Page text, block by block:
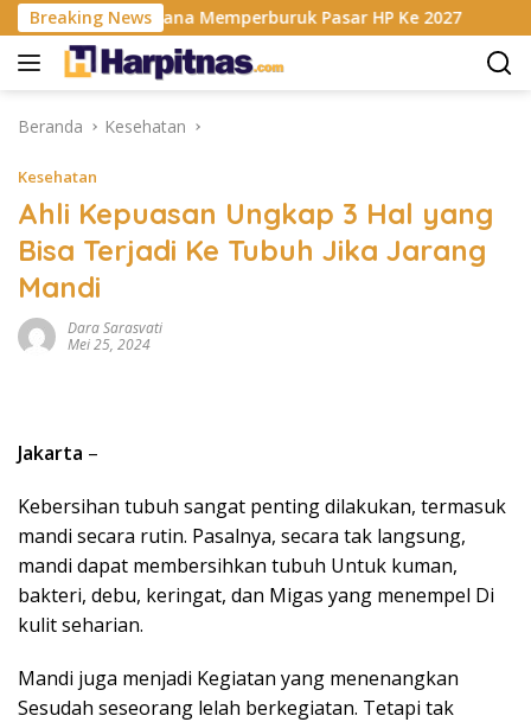
Langsung
ke
konten
Breaking News
Berencana Memperburuk Pasar HP Ke 2027
Beranda Kesehatan
Kesehatan
Ahli Kepuasan Ungkap 3 Hal yang
Bisa Terjadi Ke Tubuh Jika Jarang
Mandi
Dara Sarasvati
Mei 25, 2024
Jakarta –
Kebersihan tubuh sangat penting dilakukan, termasuk
mandi secara rutin. Pasalnya, secara tak langsung,
mandi dapat membersihkan tubuh Untuk kuman,
bakteri, debu, keringat, dan Migas yang menempel Di
kulit seharian.
Mandi juga menjadi Kegiatan yang menenangkan
Sesudah seseorang lelah berkegiatan. Tetapi tak